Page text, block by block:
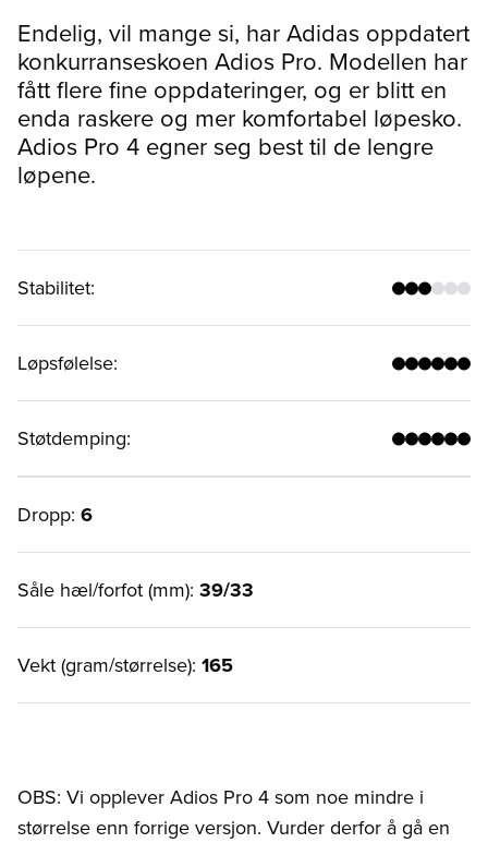
Endelig, vil mange si, har Adidas oppdatert
konkurranseskoen Adios Pro. Modellen har
fått flere fine oppdateringer, og er blitt en
enda raskere og mer komfortabel løpesko.
Adios Pro 4 egner seg best til de lengre
løpene.
Stabilitet:
Løpsfølelse:
Støtdemping:
Dropp: 6
Såle hæl/forfot (mm): 39/33
Vekt (gram/størrelse): 165
OBS: Vi opplever Adios Pro 4 som noe mindre i
størrelse enn forrige versjon. Vurder derfor å gå en